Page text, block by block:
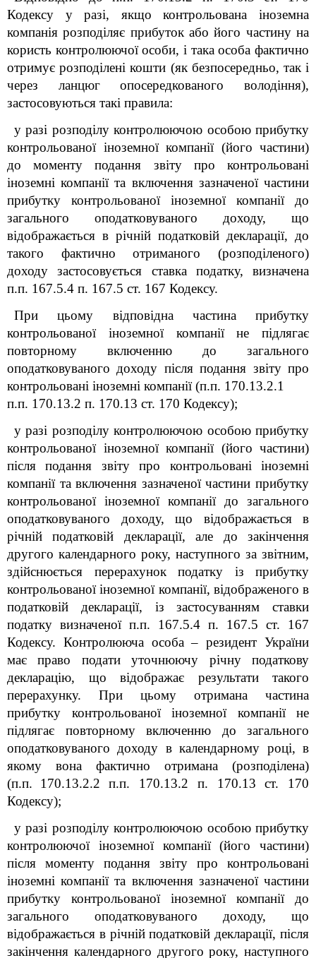
Кодексу у разі, якщо контрольована іноземна
компанія розподіляє прибуток або його частину на
користь контролюючої особи, і така особа фактично
отримує розподілені кошти (як безпосередньо, так і
через ланцюг опосередкованого володіння),
застосовуються такі правила:
у разі розподілу контролюючою особою прибутку
контрольованої іноземної компанії (його частини)
до моменту подання звіту про контрольовані
іноземні компанії та включення зазначеної частини
прибутку контрольованої іноземної компанії до
загального оподатковуваного доходу, що
відображається в річній податковій декларації, до
такого фактично отриманого (розподіленого)
доходу застосовується ставка податку, визначена
п.п. 167.5.4 п. 167.5 ст. 167 Кодексу.
При цьому відповідна частина прибутку
контрольованої іноземної компанії не підлягає
повторному включенню до загального
оподатковуваного доходу після подання звіту про
контрольовані іноземні компанії (п.п. 170.13.2.1
п.п. 170.13.2 п. 170.13 ст. 170 Кодексу);
у разі розподілу контролюючою особою прибутку
контрольованої іноземної компанії (його частини)
після подання звіту про контрольовані іноземні
компанії та включення зазначеної частини прибутку
контрольованої іноземної компанії до загального
оподатковуваного доходу, що відображається в
річній податковій декларації, але до закінчення
другого календарного року, наступного за звітним,
здійснюється перерахунок податку із прибутку
контрольованої іноземної компанії, відображеного в
податковій декларації, із застосуванням ставки
податку визначеної п.п. 167.5.4 п. 167.5 ст. 167
Кодексу. Контролююча особа– резидент України
має право подати уточнюючу річну податкову
декларацію, що відображає результати такого
перерахунку. При цьому отримана частина
прибутку контрольованої іноземної компанії не
підлягає повторному включенню до загального
оподатковуваного доходу в календарному році, в
якому вона фактично отримана (розподілена)
(п.п. 170.13.2.2 п.п. 170.13.2 п. 170.13 ст. 170
Кодексу);
у разі розподілу контролюючою особою прибутку
контролюючої іноземної компанії (його частини)
після моменту подання звіту про контрольовані
іноземні компанії та включення зазначеної частини
прибутку контрольованої іноземної компанії до
загального оподатковуваного доходу, що
відображається в річній податковій декларації, після
закінчення календарного другого року, наступного